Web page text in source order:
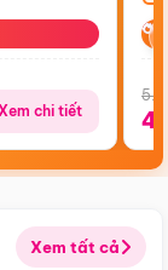
chi tiết
Xem tất cả
nổi bật